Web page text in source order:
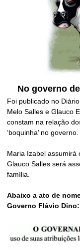
No governo
Foi publicado no
Melo Salles e Glauco
constam na relação
‘boquinha’ no governo.
Maria Izabel assumirá
Glauco Salles será
família.
Abaixo a ato de
Governo Flávio Dino: